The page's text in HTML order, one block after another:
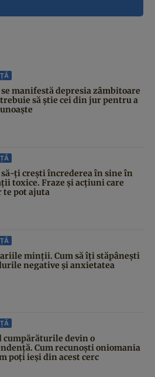
se manifestă depresia zâmbitoare
trebuie să știe cei din jur pentru a
să-ți crești încrederea în sine în
toxice. Fraze și acțiuni care
te pot ajuta
minții. Cum să îți stăpânești
negative și anxietatea
cumpărăturile devin o
Cum recunoști oniomania
poți ieși din acest cerc